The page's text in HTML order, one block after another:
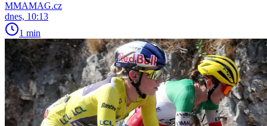
MMAMAG.cz
dnes, 10:13
1 min